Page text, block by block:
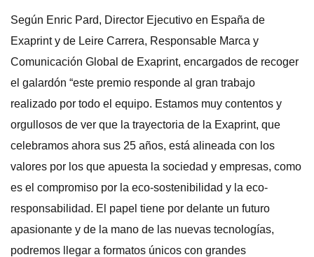
Según Enric Pard, Director Ejecutivo en España de
Exaprint y de Leire Carrera, Responsable Marca y
Comunicación Global de Exaprint, encargados de recoger
el galardón “este premio responde al gran trabajo
realizado por todo el equipo. Estamos muy contentos y
orgullosos de ver que la trayectoria de la Exaprint, que
celebramos ahora sus 25 años, está alineada con los
valores por los que apuesta la sociedad y empresas, como
es el compromiso por la eco-sostenibilidad y la eco-
responsabilidad. El papel tiene por delante un futuro
apasionante y de la mano de las nuevas tecnologías,
podremos llegar a formatos únicos con grandes